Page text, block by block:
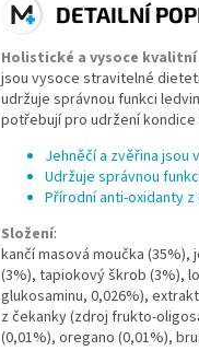
DETAILNÍ
Holistické a vysoce
jsou vysoce stravitelné
udržuje správnou funkci
potřebují pro udržení
Jehněčí a zvěřina
Udržuje správnou
Přírodní anti-oxidanty
Složení:
kančí masová moučka
(3%), tapiokový škrob (3%),
glukosaminu, 0,026%),
z čekanky (zdroj frukto-
(0,01%), oregano (0,01%),